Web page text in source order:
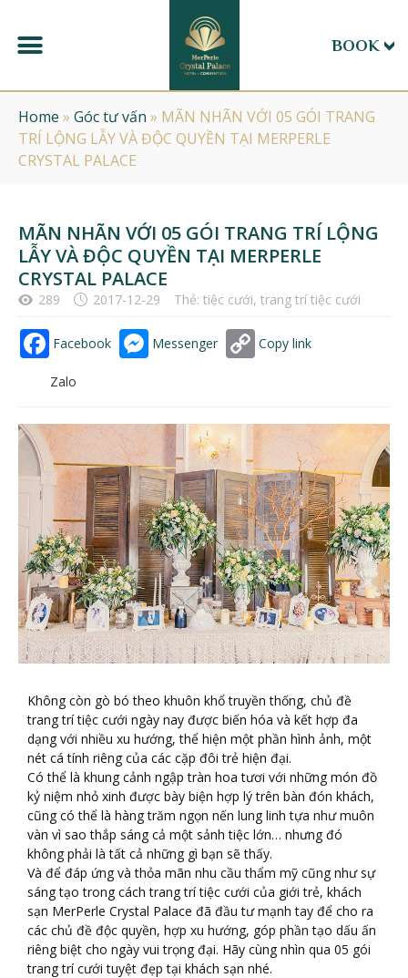
BOOK
Home » Góc tư vấn » MÃN NHÃN VỚI 05 GÓI TRANG
TRÍ LỘNG LẪY VÀ ĐỘC QUYỀN TẠI MERPERLE
CRYSTAL PALACE
MÃN NHÃN VỚI 05 GÓI TRANG TRÍ LỘNG
LẪY VÀ ĐỘC QUYỀN TẠI MERPERLE
CRYSTAL PALACE
289 2017-12-29 Thẻ: tiệc cưới, trang trí tiệc cưới
Facebook Messenger Copy link
Zalo
Không còn gò bó theo khuôn khổ truyền thống, chủ đề
trang trí tiệc cưới ngày nay được biến hóa và kết hợp đa
dạng với nhiều xu hướng, thể hiện một phần hình ảnh, một
nét cá tính riêng của các cặp đôi trẻ hiện đại.
Có thể là khung cảnh ngập tràn hoa tươi với những món đồ
kỷ niệm nhỏ xinh được bày biện hợp lý trên bàn đón khách,
cũng có thể là hàng trăm ngọn nến lung linh tựa như muôn
vàn vì sao thắp sáng cả một sảnh tiệc lớn… nhưng đó
không phải là tất cả những gì bạn sẽ thấy.
Và để đáp ứng và thỏa mãn nhu cầu thẩm mỹ cũng như sự
sáng tạo trong cách trang trí tiệc cưới của giới trẻ, khách
sạn MerPerle Crystal Palace đã đầu tư mạnh tay để cho ra
các chủ đề độc quyền, hợp xu hướng, góp phần tạo dấu ấn
riêng biệt cho ngày vui trọng đại. Hãy cùng nhìn qua 05 gói
trang trí cưới tuyệt đẹp tại khách sạn nhé.